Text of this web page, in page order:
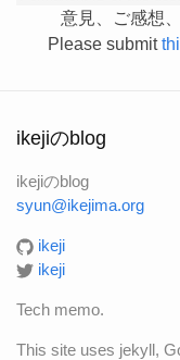
意見、ご感想
Please submit
ikejiのblog
ikejiのblog
syun@ikejima.org
ikeji
ikeji
Tech memo.
This site uses jekyll,